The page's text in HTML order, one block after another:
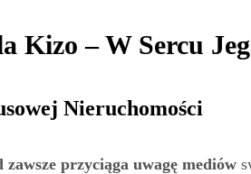
Kizo – W Sercu
Nieruchomości
zawsze przyciąga uwagę mediów